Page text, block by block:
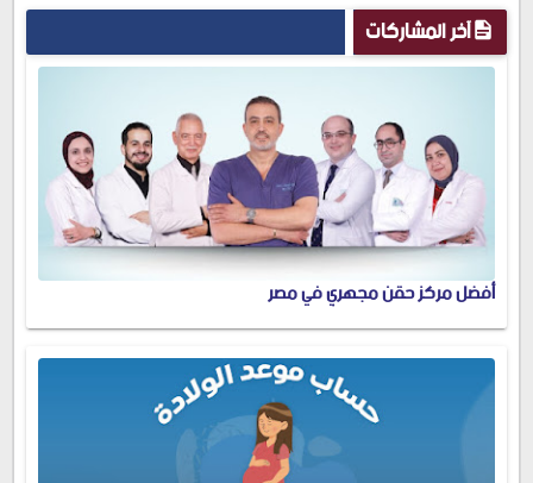
آخر المشاركات
أفضل مركز حقن مجهري في مصر